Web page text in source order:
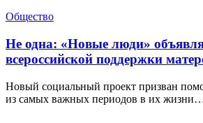
Общество
Не одна: «Новые люди»
всероссийской поддержки
Новый социальный проект призван
из самых важных периодов в их